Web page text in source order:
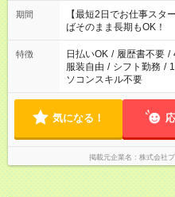
期間
【最短2日でお仕事スタ
ばそのまま長期もOK！
特徴 日払いOK / 履歴書不要 /
服装自由 / シフト勤務 /
ソコンスキル不要
気になる！
掲載元企業名 株式会社